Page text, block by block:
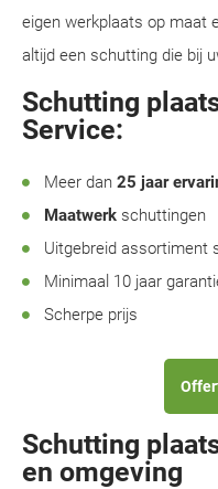
eigen werkplaats op maat
altijd een schutting die bij
Schutting
Service:
Meer dan 25 jaar
Maatwerk schuttingen
Uitgebreid assortiment
Minimaal 10 jaar
Scherpe prijs
Schutting
en omgeving